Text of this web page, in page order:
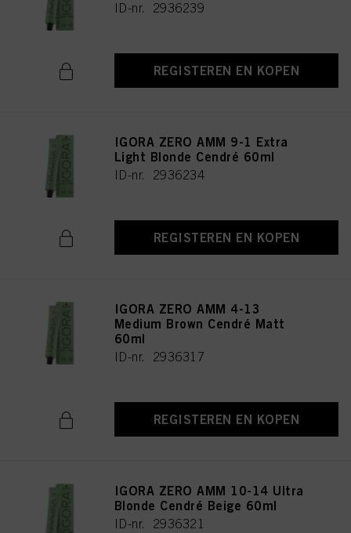
ID-nr. 2936239
REGISTEREN EN KOPEN
IGORA ZERO AMM 9-1 Extra
Light Blonde Cendré 60ml
ID-nr. 2936234
REGISTEREN EN KOPEN
IGORA ZERO AMM 4-13
Medium Brown Cendré Matt
60ml
ID-nr. 2936317
REGISTEREN EN KOPEN
IGORA ZERO AMM 10-14 Ultra
Blonde Cendré Beige 60ml
ID-nr. 2936321